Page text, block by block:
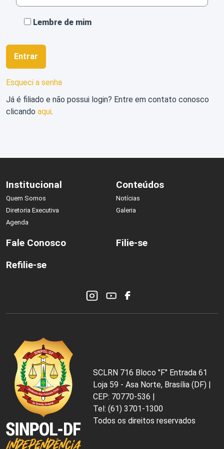
Frequentes
Lembre de mim
Entrar
Esqueci a senha
Já é filiado e não possui login? Entre em contato conosco
clicando aqui.
Institucional
Quem Somos
Diretoria Executiva
Agenda
Conteúdos
Notícias
Galeria
Fale Conosco
Filie-se
Refilie-se
SCLRN 716 Bloco "F" Entrada 61
Loja 59 - Asa Norte, Brasília (DF) |
CEP: 70770-536 |
Tel: (61) 3701-1300
Todos os direitos reservados